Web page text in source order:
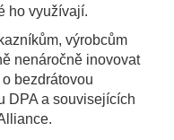
ho využívají.
výrobcům
nenáročně inovovat
bezdrátovou
DPA a souvisejících